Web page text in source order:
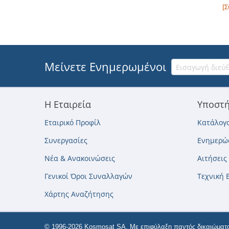
Μείνετε Ενημερωμένοι
Η Εταιρεία
Εταιρικό Προφίλ
Συνεργασίες
Νέα & Ανακοινώσεις
Γενικοί Όροι Συναλλαγών
Χάρτης Αναζήτησης
Τεχνική
© 1996-2026 Kosmosat SA. Με επιφύλαξη παντός